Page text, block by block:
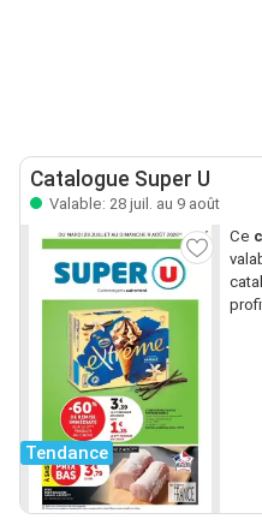
Catalogue Super U
Valable: 28 juil. au 9 août
Tendance
Ce